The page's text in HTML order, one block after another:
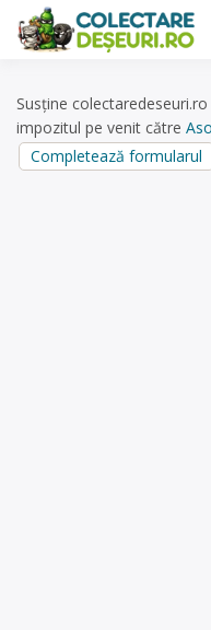
content
Susține
impozitul pe venit către
Completează formularul